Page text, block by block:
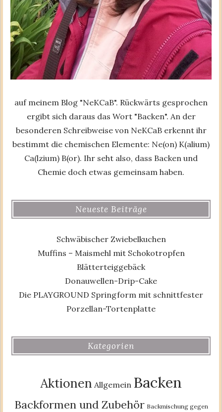
auf meinem Blog "NeKCaB". Rückwärts gesprochen
ergibt sich daraus das Wort "Backen". An der
besonderen Schreibweise von NeKCaB erkennt ihr
bestimmt die chemischen Elemente: Ne(on) K(alium)
Ca(lzium) B(or). Ihr seht also, dass Backen und
Chemie doch etwas gemeinsam haben.
Neueste Beiträge
Schwäbischer Zwiebelkuchen
Muffins – Maismehl mit Schokotropfen
Blätterteiggebäck
Donauwellen-Drip-Cake
Die PLAYGROUND Springform mit schnittfester
Porzellan-Tortenplatte
Kategorien
Aktionen Allgemein Backen
Backformen und Zubehör Backmischung gegen